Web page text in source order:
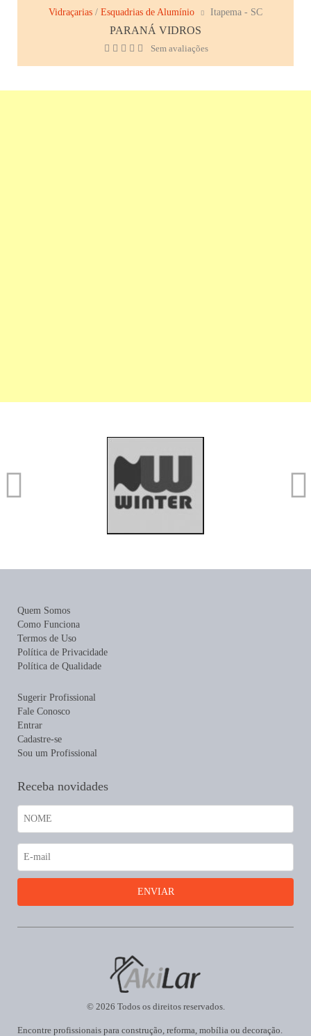
Vidraçarias / Esquadrias de Alumínio Itapema - SC
PARANÁ VIDROS
Sem avaliações
Quem Somos
Como Funciona
Termos de Uso
Política de Privacidade
Política de Qualidade
Sugerir Profissional
Fale Conosco
Entrar
Cadastre-se
Sou um Profissional
Receba novidades
Encontre profissionais para construção, reforma, mobília ou decoração.
© 2026 Todos os direitos reservados.